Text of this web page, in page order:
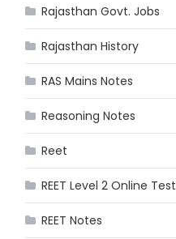
Rajasthan Govt. Jobs
Rajasthan History
RAS Mains Notes
Reasoning Notes
Reet
REET Level 2 Online Test
REET Notes